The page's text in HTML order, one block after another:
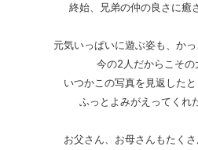
終始、兄弟の仲の良さに癒
元気いっぱいに遊ぶ姿も、かっ
今の2人だからこその
いつかこの写真を見返した
ふっとよみがえってくれ
お父さん、お母さんもたくさ